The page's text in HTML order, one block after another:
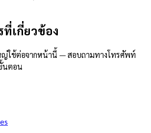
เกี่ยวข้อง
ญ่ใช้ต่อจากหน้านี้ — สอบถามทางโทรศัพท์
นตอน